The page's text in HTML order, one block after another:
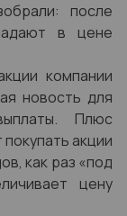
после
в цене
компании
новость для
Плюс
акции
как раз «под
цену